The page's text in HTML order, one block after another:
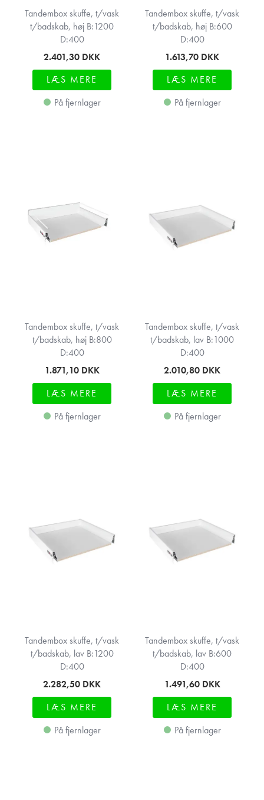
Tandembox skuffe, t/vask
t/badskab, høj B:1200
D:400
2.401,30 DKK
LÆS MERE
På fjernlager
Tandembox skuffe, t/vask
t/badskab, høj B:600
D:400
1.613,70 DKK
LÆS MERE
På fjernlager
Tandembox skuffe, t/vask
t/badskab, høj B:800
D:400
1.871,10 DKK
LÆS MERE
På fjernlager
Tandembox skuffe, t/vask
t/badskab, lav B:1000
D:400
2.010,80 DKK
LÆS MERE
På fjernlager
Tandembox skuffe, t/vask
t/badskab, lav B:1200
D:400
2.282,50 DKK
LÆS MERE
På fjernlager
Tandembox skuffe, t/vask
t/badskab, lav B:600
D:400
1.491,60 DKK
LÆS MERE
På fjernlager